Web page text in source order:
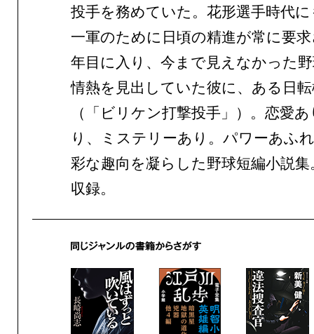
投手を務めていた。花形選手時代
一軍のために日頃の精進が常に要
年目に入り、今まで見えなかった
情熱を見出していた彼に、ある日
（「ビリケン打撃投手」）。恋愛
り、ミステリーあり。パワーあふ
彩な趣向を凝らした野球短編小説集
収録。